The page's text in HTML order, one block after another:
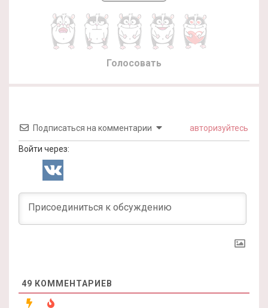
Голосовать
Подписаться на комментарии авторизуйтесь
Войти через:
49 КОММЕНТАРИЕВ